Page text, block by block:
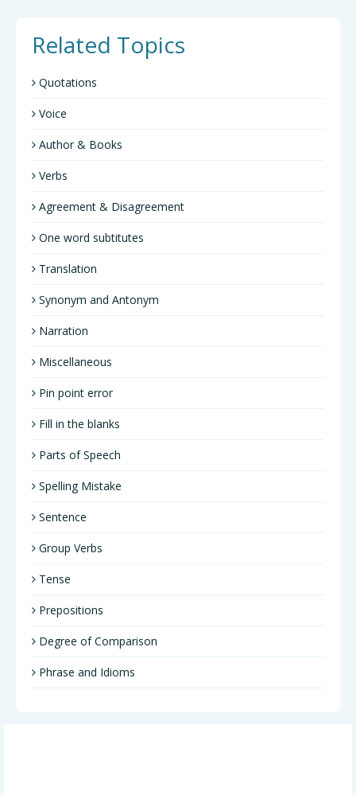
Related Topics
Quotations
Voice
Author & Books
Verbs
Agreement & Disagreement
One word subtitutes
Translation
Synonym and Antonym
Narration
Miscellaneous
Pin point error
Fill in the blanks
Parts of Speech
Spelling Mistake
Sentence
Group Verbs
Tense
Prepositions
Degree of Comparison
Phrase and Idioms